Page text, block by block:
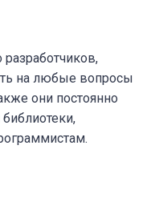
на любые вопросы
они постоянно